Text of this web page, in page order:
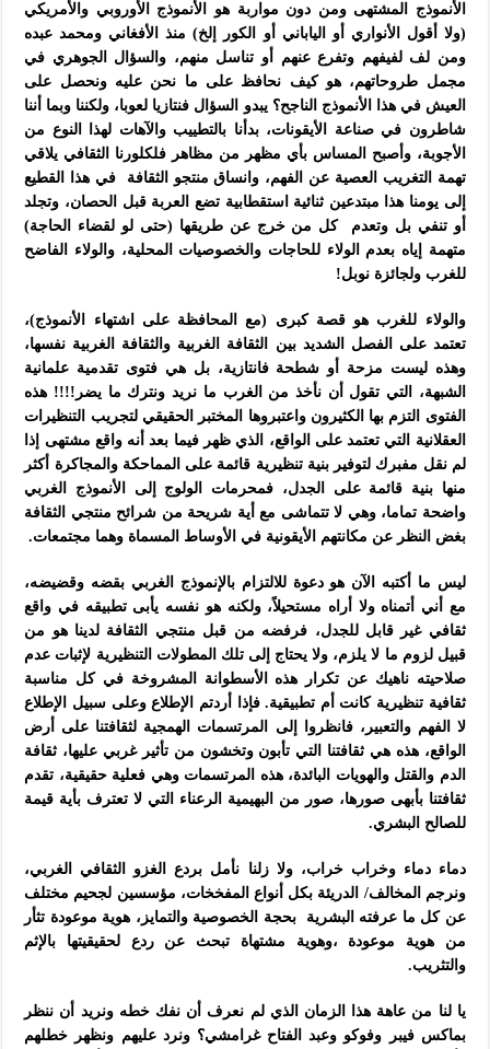
الأنموذج المشتهى ومن دون مواربة هو الأنموذج الأوروبي والأمريكي
(ولا أقول الأنواري أو الياباني أو الكور إلخ) منذ الأفغاني ومحمد عبده
ومن لف لفيفهم وتفرع عنهم أو تناسل منهم، والسؤال الجوهري في
مجمل طروحاتهم، هو كيف نحافظ على ما نحن عليه ونحصل على
العيش في هذا الأنموذج الناجح؟ يبدو السؤال فنتازيا لعوبا، ولكننا وبما أننا
شاطرون في صناعة الأيقونات، بدأنا بالتطييب والآهات لهذا النوع من
الأجوبة، وأصبح المساس بأي مظهر من مظاهر فلكلورنا الثقافي يلاقي
تهمة التغريب العصية عن الفهم، وانساق منتجو الثقافة في هذا القطيع
إلى يومنا هذا مبتدعين ثنائية استقطابية تضع العربة قبل الحصان، وتجلد
أو تنفي بل وتعدم كل من خرج عن طريقها (حتى لو لقضاء الحاجة)
متهمة إياه بعدم الولاء للحاجات والخصوصيات المحلية، والولاء الفاضح
للغرب ولجائزة نوبل!
والولاء للغرب هو قصة كبرى (مع المحافظة على اشتهاء الأنموذج)،
تعتمد على الفصل الشديد بين الثقافة الغربية والثقافة الغربية نفسها،
وهذه ليست مزحة أو شطحة فانتازية، بل هي فتوى تقدمية علمانية
الشبهة، التي تقول أن نأخذ من الغرب ما نريد ونترك ما يضر!!!! هذه
الفتوى التزم بها الكثيرون واعتبروها المختبر الحقيقي لتجريب التنظيرات
العقلانية التي تعتمد على الواقع، الذي ظهر فيما بعد أنه واقع مشتهى إذا
لم نقل مفبرك لتوفير بنية تنظيرية قائمة على المماحكة والمجاكرة أكثر
منها بنية قائمة على الجدل، فمحرمات الولوج إلى الأنموذج الغربي
واضحة تماما، وهي لا تتماشى مع أية شريحة من شرائح منتجي الثقافة
بغض النظر عن مكانتهم الأيقونية في الأوساط المسماة وهما مجتمعات.
ليس ما أكتبه الآن هو دعوة للالتزام بالإنموذج الغربي بقضه وقضيضه،
مع أني أتمناه ولا أراه مستحيلاً، ولكنه هو نفسه يأبى تطبيقه في واقع
ثقافي غير قابل للجدل، فرفضه من قبل منتجي الثقافة لدينا هو من
قبيل لزوم ما لا يلزم، ولا يحتاج إلى تلك المطولات التنظيرية لإثبات عدم
صلاحيته ناهيك عن تكرار هذه الأسطوانة المشروخة في كل مناسبة
ثقافية تنظيرية كانت أم تطبيقية. فإذا أردتم الإطلاع وعلى سبيل الإطلاع
لا الفهم والتعبير، فانظروا إلى المرتسمات الهمجية لثقافتنا على أرض
الواقع، هذه هي ثقافتنا التي تأبون وتخشون من تأثير غربي عليها، ثقافة
الدم والقتل والهويات البائدة، هذه المرتسمات وهي فعلية حقيقية، تقدم
ثقافتنا بأبهى صورها، صور من البهيمية الرعناء التي لا تعترف بأية قيمة
للصالح البشري.
دماء دماء وخراب خراب، ولا زلنا نأمل بردع الغزو الثقافي الغربي،
ونرجم المخالف/ الدريئة بكل أنواع المفخخات، مؤسسين لجحيم مختلف
عن كل ما عرفته البشرية بحجة الخصوصية والتمايز، هوية موعودة تثأر
من هوية موعودة ،وهوية مشتهاة تبحث عن ردع لحقيقيتها بالإثم
والتثريب.
يا لنا من عاهة هذا الزمان الذي لم نعرف أن نفك خطه ونريد أن ننظر
بماكس فيبر وفوكو وعبد الفتاح غرامشي؟ ونرد عليهم ونظهر خطلهم